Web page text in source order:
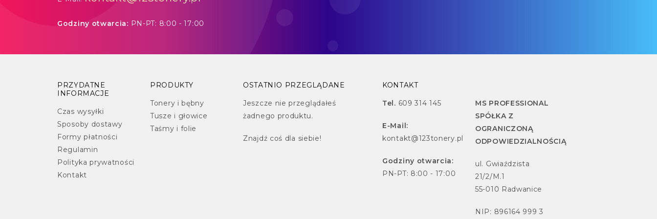
Godziny otwarcia: PN-PT: 8:00 - 17:00
PRZYDATNE
INFORMACJE
Czas wysyłki
Sposoby dostawy
Formy płatności
Regulamin
Polityka prywatności
Kontakt
PRODUKTY
Tonery i bębny
Tusze i głowice
Taśmy i folie
OSTATNIO PRZEGLĄDANE
Jeszcze nie przeglądałeś
żadnego produktu.
Znajdź coś dla siebie!
KONTAKT
Tel. 609 314 145
E-Mail:
kontakt@123tonery.pl
Godziny otwarcia:
PN-PT: 8:00 - 17:00
MS PROFESSIONAL
SPÓŁKA Z
OGRANICZONĄ
ODPOWIEDZIALNOŚCIĄ
ul. Gwiaździsta
21/2/M.1
55-010 Radwanice
NIP: 896164 999 3